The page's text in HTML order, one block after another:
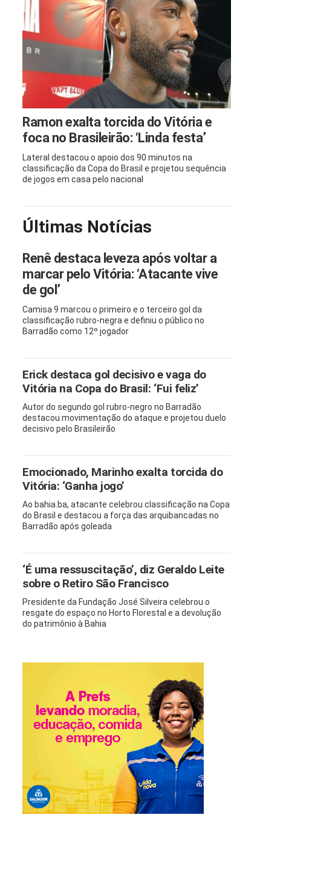
Ramon exalta torcida do Vitória e
foca no Brasileirão: ‘Linda festa’
Lateral destacou o apoio dos 90 minutos na
classificação da Copa do Brasil e projetou sequência
de jogos em casa pelo nacional
Últimas Notícias
Renê destaca leveza após voltar a
marcar pelo Vitória: ‘Atacante vive
de gol’
Camisa 9 marcou o primeiro e o terceiro gol da
classificação rubro-negra e definiu o público no
Barradão como 12º jogador
Erick destaca gol decisivo e vaga do
Vitória na Copa do Brasil: ‘Fui feliz’
Autor do segundo gol rubro-negro no Barradão
destacou movimentação do ataque e projetou duelo
decisivo pelo Brasileirão
Emocionado, Marinho exalta torcida do
Vitória: ‘Ganha jogo’
Ao bahia.ba, atacante celebrou classificação na Copa
do Brasil e destacou a força das arquibancadas no
Barradão após goleada
‘É uma ressuscitação’, diz Geraldo Leite
sobre o Retiro São Francisco
Presidente da Fundação José Silveira celebrou o
resgate do espaço no Horto Florestal e a devolução
do patrimônio à Bahia